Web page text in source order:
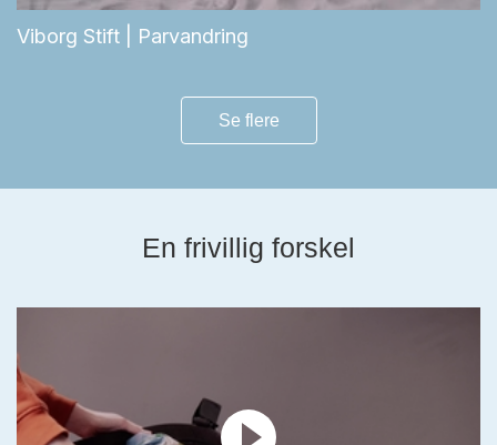
Viborg Stift | Parvandring
Se flere
En frivillig forskel